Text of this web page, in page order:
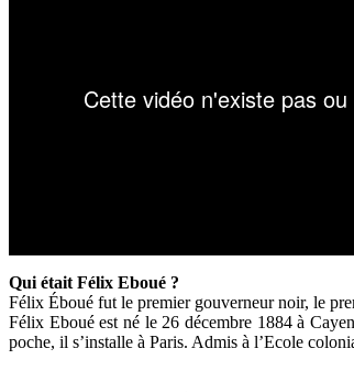
Qui était Félix Eboué ?
Félix Éboué fut le premier gouverneur noir, le
Félix Eboué est né le 26 décembre 1884 à
poche, il s’installe à Paris. Admis à l’Ecole